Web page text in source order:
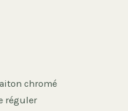
chromé
réguler